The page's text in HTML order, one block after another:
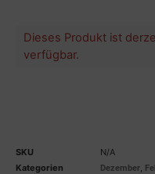
Dieses Produkt ist
verfügbar.
SKU
N/A
Kategorien
Dezember,